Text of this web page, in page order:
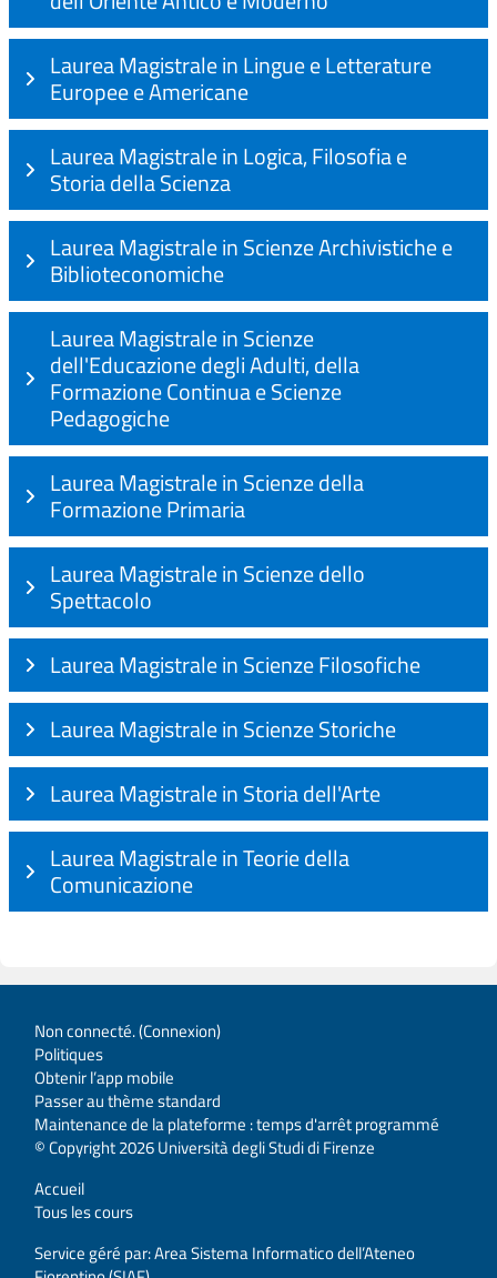
Laurea Magistrale in Lingue e Letterature
Europee e Americane
Laurea Magistrale in Logica, Filosofia e
Storia della Scienza
Laurea Magistrale in Scienze Archivistiche e
Biblioteconomiche
Laurea Magistrale in Scienze
dell'Educazione degli Adulti, della
Formazione Continua e Scienze
Pedagogiche
Laurea Magistrale in Scienze della
Formazione Primaria
Laurea Magistrale in Scienze dello
Spettacolo
Laurea Magistrale in Scienze Filosofiche
Laurea Magistrale in Scienze Storiche
Laurea Magistrale in Storia dell'Arte
Laurea Magistrale in Teorie della
Comunicazione
Non connecté. (Connexion)
Politiques
Obtenir l’app mobile
Passer au thème standard
Maintenance de la plateforme : temps d'arrêt programmé
© Copyright 2026 Università degli Studi di Firenze
Accueil
Tous les cours
Service géré par: Area Sistema Informatico dell’Ateneo